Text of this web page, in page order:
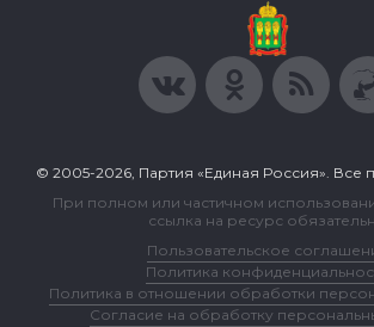
© 2005-2026, Партия «Единая Россия». Все
При полном или частичном
ссылка на ресурс
Пользовательское
Политика
Политика в отношении обработки
Согласие на обработку